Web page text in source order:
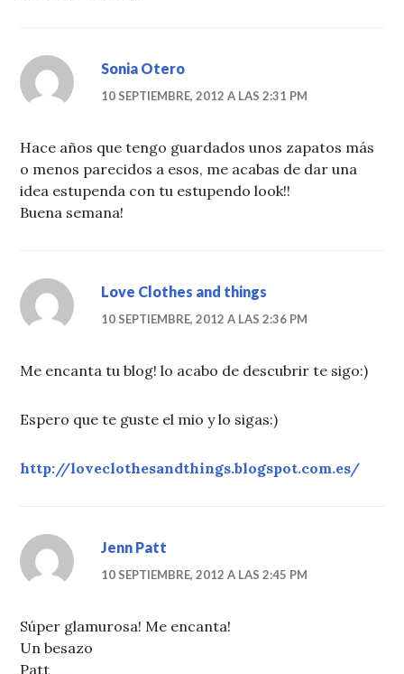
Sonia Otero
10 SEPTIEMBRE, 2012 A LAS 2:31 PM
Hace años que tengo guardados unos zapatos más
o menos parecidos a esos, me acabas de dar una
idea estupenda con tu estupendo look!!
Buena semana!
Love Clothes and things
10 SEPTIEMBRE, 2012 A LAS 2:36 PM
Me encanta tu blog! lo acabo de descubrir te sigo:)
Espero que te guste el mio y lo sigas:)
http://loveclothesandthings.blogspot.com.es/
Jenn Patt
10 SEPTIEMBRE, 2012 A LAS 2:45 PM
Súper glamurosa! Me encanta!
Un besazo
Patt